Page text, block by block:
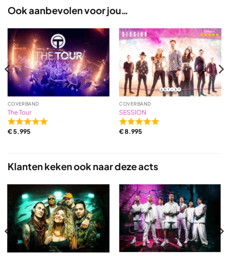
Ook aanbevolen voor jou…
COVERBAND
The Tour
Rated
5,0
5
based
on
31
ratings
€5.995
COVERBAND
SESSION
Rated
5,0
5
based
on
17
ratings
€8.995
Klanten keken ook naar deze acts